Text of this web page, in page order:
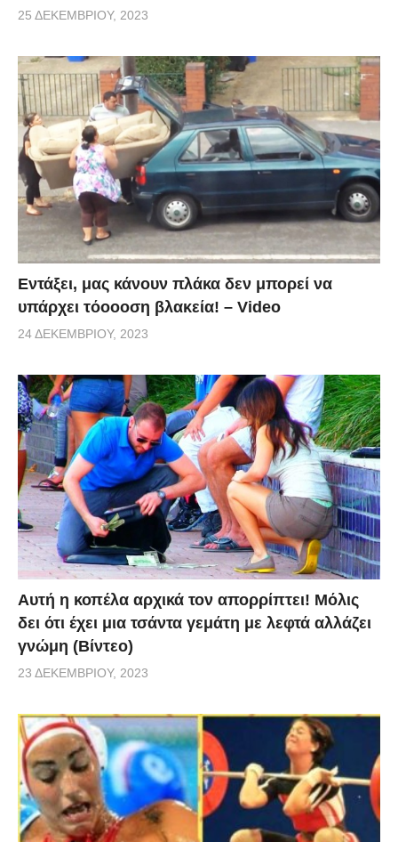
25 ΔΕΚΕΜΒΡΊΟΥ, 2023
Εντάξει, μας κάνουν πλάκα δεν μπορεί να
υπάρχει τόοοοση βλακεία! – Video
24 ΔΕΚΕΜΒΡΊΟΥ, 2023
Αυτή η κοπέλα αρχικά τον απορρίπτει! Μόλις
δει ότι έχει μια τσάντα γεμάτη με λεφτά αλλάζει
γνώμη (Βίντεο)
23 ΔΕΚΕΜΒΡΊΟΥ, 2023